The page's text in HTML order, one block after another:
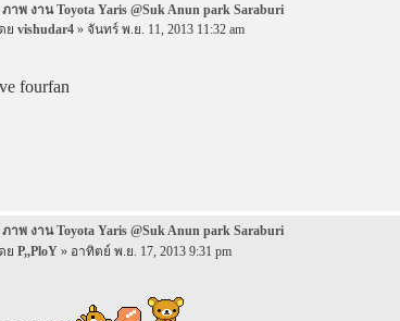
ภาพ งาน Toyota Yaris @Suk Anun park Saraburi
ย vishudar4 » จันทร์ พ.ย. 11, 2013 11:32 am
fourfan
ภาพ งาน Toyota Yaris @Suk Anun park Saraburi
ย P,,PloY » อาทิตย์ พ.ย. 17, 2013 9:31 pm